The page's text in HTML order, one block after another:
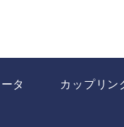
タ カップリン